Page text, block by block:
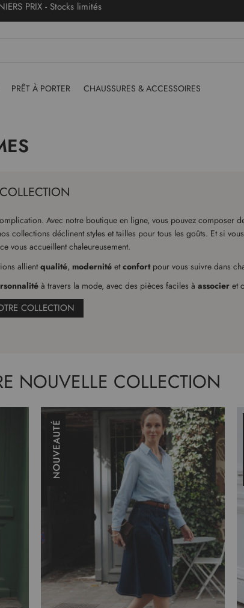
PRIX - Stocks limités
PRÊT À PORTER CHAUSSURES & ACCESSOIRES
COLLECTION
Avec notre boutique en ligne, vous pouvez composer
collections déclinent styles et tailles pour tous les goûts. Et si
vous accueillent chaleureusement.
allient qualité, modernité et confort pour vous suivre dans
à travers la mode, avec des pièces faciles à associer et
COLLECTION
NOUVELLE COLLECTION